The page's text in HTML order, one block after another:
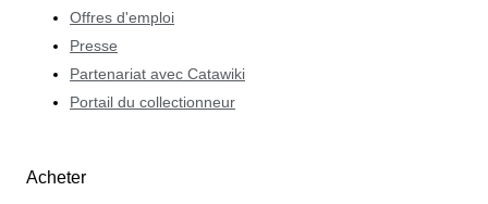
Offres d'emploi
Presse
Partenariat avec Catawiki
Portail du collectionneur
Acheter